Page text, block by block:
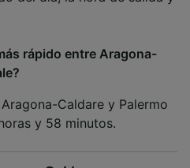
rápido entre Aragona-
Caldare y Palermo
y 58 minutos.